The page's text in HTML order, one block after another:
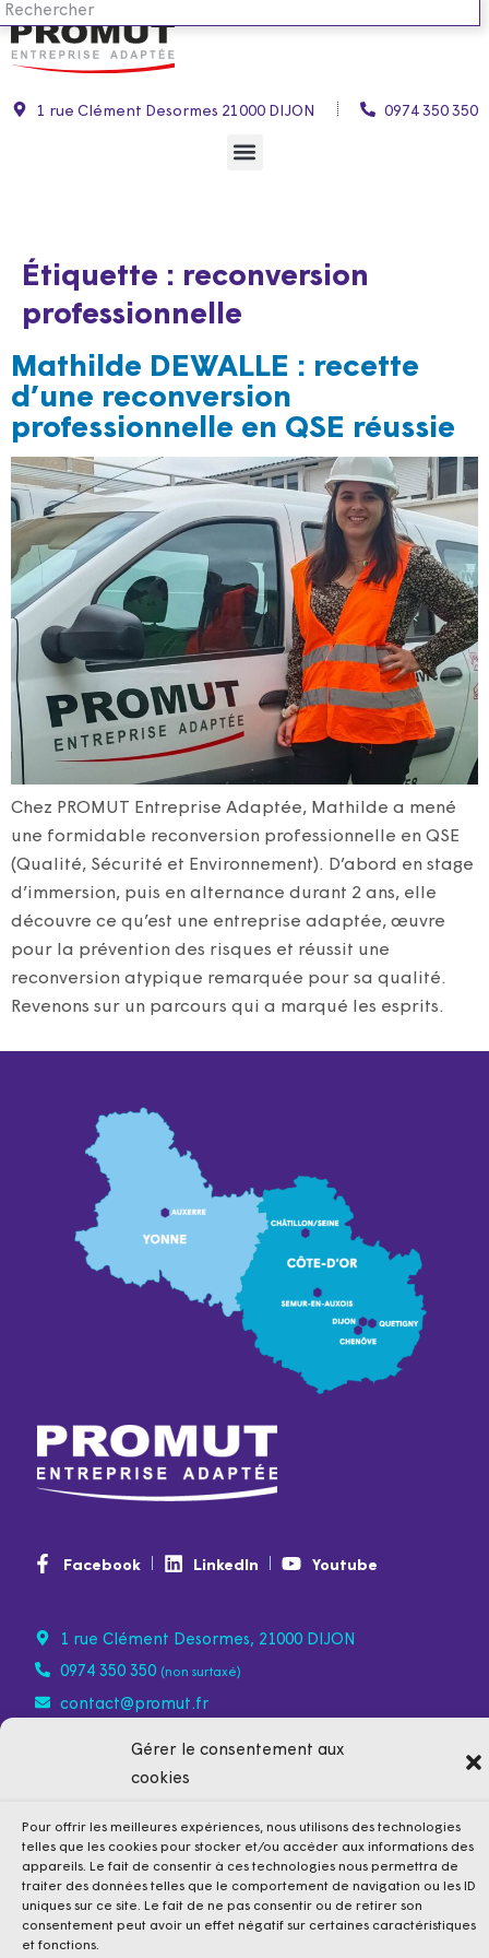
Gérer le consentement aux
cookies
Pour offrir les meilleures expériences, nous utilisons des technologies
telles que les cookies pour stocker et/ou accéder aux informations des
appareils. Le fait de consentir à ces technologies nous permettra de
traiter des données telles que le comportement de navigation ou les ID
uniques sur ce site. Le fait de ne pas consentir ou de retirer son
consentement peut avoir un effet négatif sur certaines caractéristiques
et fonctions.
1 rue Clément Desormes 21000 DIJON 0974 350 350
Étiquette : reconversion
professionnelle
Mathilde DEWALLE : recette
d’une reconversion
professionnelle en QSE réussie
Chez PROMUT Entreprise Adaptée, Mathilde a mené
une formidable reconversion professionnelle en QSE
(Qualité, Sécurité et Environnement). D’abord en stage
d’immersion, puis en alternance durant 2 ans, elle
découvre ce qu’est une entreprise adaptée, œuvre
pour la prévention des risques et réussit une
reconversion atypique remarquée pour sa qualité.
Revenons sur un parcours qui a marqué les esprits.
Facebook LinkedIn Youtube
1 rue Clément Desormes, 21000 DIJON
0974 350 350 (non surtaxé)
contact@promut.fr